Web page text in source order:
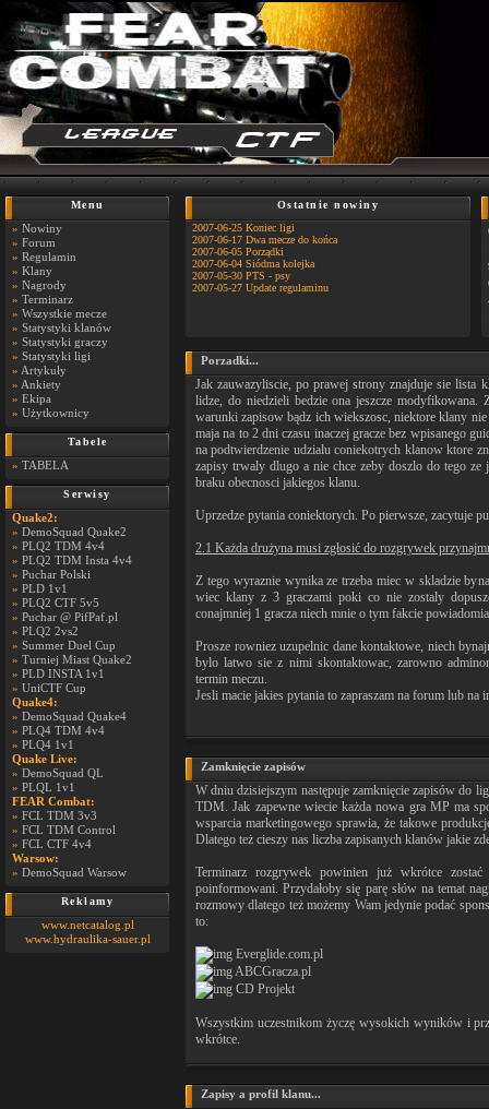
Menu
» Nowiny
» Forum
» Regulamin
» Klany
» Nagrody
» Terminarz
» Wszystkie mecze
» Statystyki klanów
» Statystyki graczy
» Statystyki ligi
» Artykuły
» Ankiety
» Ekipa
» Użytkownicy
Tabele
» TABELA
Serwisy
Quake2:
» DemoSquad Quake2
» PLQ2 TDM 4v4
» PLQ2 TDM Insta 4v4
» Puchar Polski
» PLD 1v1
» PLQ2 CTF 5v5
» Puchar @ PifPaf.pl
» PLQ2 2vs2
» Summer Duel Cup
» Turniej Miast Quake2
» PLD INSTA 1v1
» UniCTF Cup
Quake4:
» DemoSquad Quake4
» PLQ4 TDM 4v4
» PLQ4 1v1
Quake Live:
» DemoSquad QL
» PLQL 1v1
FEAR Combat:
» FCL TDM 3v3
» FCL TDM Control
» FCL CTF 4v4
Warsow:
» DemoSquad Warsow
Reklamy
www.netcatalog.pl
www.hydraulika-sauer.pl
Ostatnie nowiny
2007-06-25 Koniec ligi
2007-06-17 Dwa mecze do końca
2007-06-05 Porządki
2007-06-04 Siódma kolejka
2007-05-30 PTS - psy
2007-05-27 Update regulaminu
Porzadki...
Jak zauwazyliscie, po prawej strony znajduje sie lista
lidze, do niedzieli bedzie ona jeszcze
warunki zapisow bądz ich wiekszosc, niektore klany
maja na to 2 dni czasu inaczej gracze bez wpisanego
na podtwierdzenie udzialu coniekotrych klanow ktore
zapisy trwaly dlugo a nie chce zeby doszlo do tego
braku obecnosci jakiegos klanu.
Uprzedze pytania coniektorych. Po pierwsze, zacytuje
2.1 Każda drużyna musi zgłosić do rozgrywek
Z tego wyraznie wynika ze trzeba miec w skladzie
wiec klany z 3 graczami poki co nie zostaly
conajmniej 1 gracza niech mnie o tym fakcie
Prosze rowniez uzupelnic dane kontaktowe, niech
bylo latwo sie z nimi skontaktowac, zarowno
termin meczu.
Jesli macie jakies pytania to zapraszam na forum lub na
Zamknięcie zapisów
W dniu dzisiejszym następuje zamknięcie zapisów do
TDM. Jak zapewne wiecie każda nowa gra MP ma
wsparcia marketingowego sprawia, że takowe
Dlatego też cieszy nas liczba zapisanych klanów jakie
Terminarz rozgrywek powinien już wkrótce
poinformowani. Przydałoby się parę słów na temat
rozmowy dlatego też możemy Wam jedynie podać
to:
Everglide.com.pl
ABCGracza.pl
CD Projekt
Wszystkim uczestnikom życzę wysokich wyników i
wkrótce.
Zapisy a profil klanu...